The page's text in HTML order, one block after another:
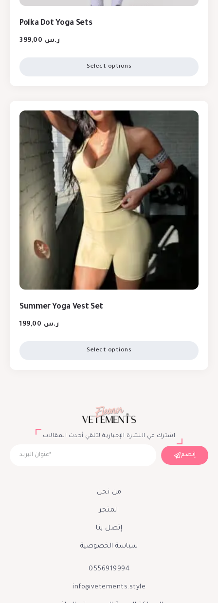
Polka Dot Yoga Sets
ر.س
Select options
Summer Yoga Vest Set
ر.س
Select options
اشترك في النشرة الإخبارية لتلقي أحدث المقالات
إنضم
من نحن
المتجر
إتصل بنا
سياسة الخصوصية
0556919994
info@vetements.style